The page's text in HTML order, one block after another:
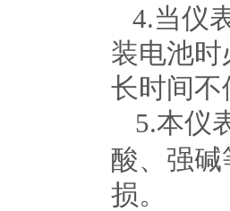
4.当仪
装电池
长时间
5.本仪
酸、强
损。